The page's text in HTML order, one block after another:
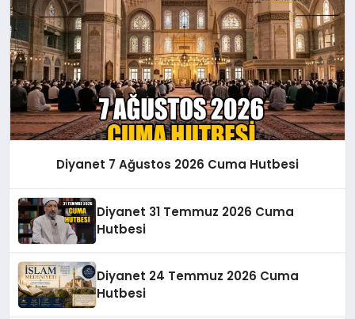
Diyanet 7 Ağustos 2026 Cuma Hutbesi
Diyanet 31 Temmuz 2026 Cuma
Hutbesi
Diyanet 24 Temmuz 2026 Cuma
Hutbesi